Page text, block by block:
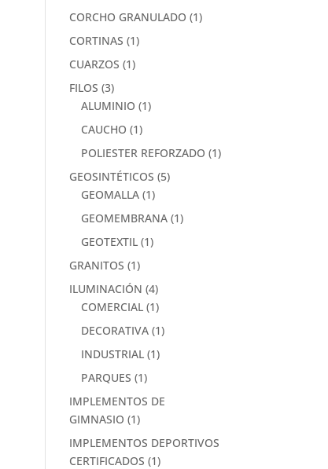
CORCHO GRANULADO (1)
CORTINAS (1)
CUARZOS (1)
FILOS (3)
ALUMINIO (1)
CAUCHO (1)
POLIESTER REFORZADO (1)
GEOSINTÉTICOS (5)
GEOMALLA (1)
GEOMEMBRANA (1)
GEOTEXTIL (1)
GRANITOS (1)
ILUMINACIÓN (4)
COMERCIAL (1)
DECORATIVA (1)
INDUSTRIAL (1)
PARQUES (1)
IMPLEMENTOS DE
GIMNASIO (1)
IMPLEMENTOS DEPORTIVOS
CERTIFICADOS (1)